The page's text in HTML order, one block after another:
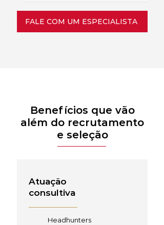
FALE COM UM ESPECIALISTA
Benefícios que vão
além do recrutamento
e seleção
Atuação
consultiva
Headhunters